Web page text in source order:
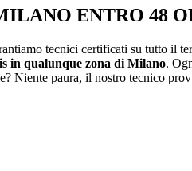
ENTRO 48
tecnici certificati su tutto il
in qualunque zona di Milano.
Niente paura, il nostro tecnico